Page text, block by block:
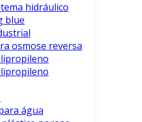
hidráulico
blue
osmose reversa
água